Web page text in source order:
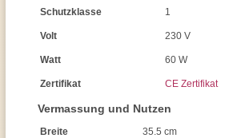
Schutzklasse 1
Volt 230 V
Watt 60 W
Zertifikat CE Zertifikat
Vermassung und Nutzen
Breite 35.5 cm